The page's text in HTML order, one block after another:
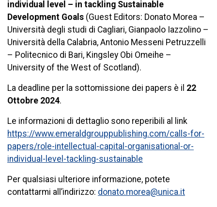
individual level – in tackling Sustainable
Development Goals (Guest Editors: Donato Morea –
Università degli studi di Cagliari, Gianpaolo Iazzolino –
Università della Calabria, Antonio Messeni Petruzzelli
– Politecnico di Bari, Kingsley Obi Omeihe –
University of the West of Scotland).
La deadline per la sottomissione dei papers è il 22
Ottobre 2024.
Le informazioni di dettaglio sono reperibili al link
https://www.emeraldgrouppublishing.com/calls-for-
papers/role-intellectual-capital-organisational-or-
individual-level-tackling-sustainable
Per qualsiasi ulteriore informazione, potete
contattarmi all’indirizzo: donato.morea@unica.it